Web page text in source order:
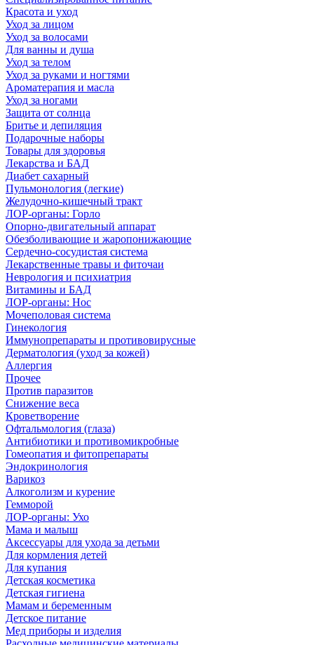
Красота и уход
Уход за лицом
Уход за волосами
Для ванны и душа
Уход за телом
Уход за руками и ногтями
Ароматерапия и масла
Уход за ногами
Защита от солнца
Бритье и депиляция
Подарочные наборы
Товары для здоровья
Лекарства и БАД
Диабет сахарный
Пульмонология (легкие)
Желудочно-кишечный тракт
ЛОР-органы: Горло
Опорно-двигательный аппарат
Обезболивающие и жаропонижающие
Сердечно-сосудистая система
Лекарственные травы и фиточаи
Неврология и психиатрия
Витамины и БАД
ЛОР-органы: Нос
Мочеполовая система
Гинекология
Иммунопрепараты и противовирусные
Дерматология (уход за кожей)
Аллергия
Прочее
Против паразитов
Снижение веса
Кроветворение
Офтальмология (глаза)
Антибиотики и противомикробные
Гомеопатия и фитопрепараты
Эндокринология
Варикоз
Алкоголизм и курение
Гемморой
ЛОР-органы: Ухо
Мама и малыш
Аксессуары для ухода за детьми
Для кормления детей
Для купания
Детская косметика
Детская гигиена
Мамам и беременным
Детское питание
Мед приборы и изделия